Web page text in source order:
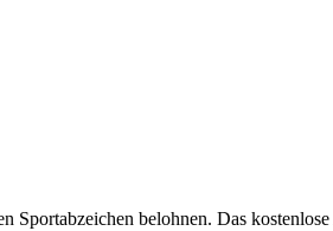
Sportabzeichen belohnen. Das